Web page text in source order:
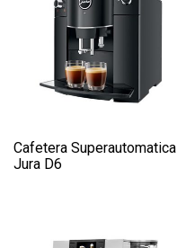
Cafetera Superautomatica
Jura D6